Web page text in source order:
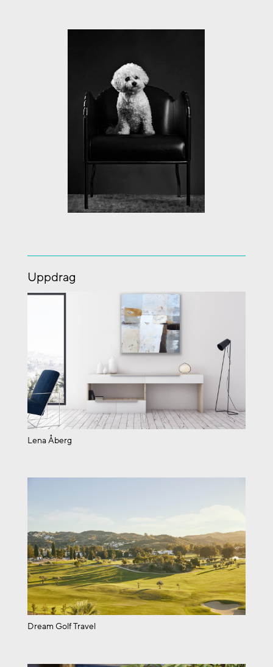
Uppdrag
Lena Åberg
Dream Golf Travel